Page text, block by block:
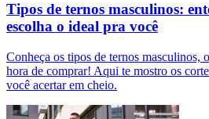
Tipos de ternos masculinos:
escolha o ideal pra você
Conheça os tipos de ternos masculinos,
hora de comprar! Aqui te mostro os
você acertar em cheio.